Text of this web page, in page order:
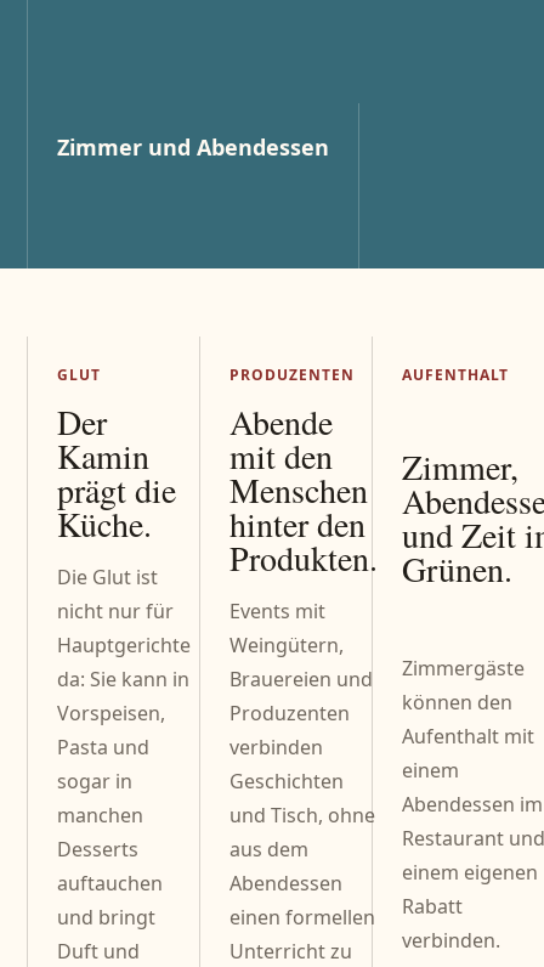
Zimmer und Abendessen
GLUT
Der
Kamin
prägt die
Küche.
Die Glut ist
nicht nur für
Hauptgerichte
da: Sie kann in
Vorspeisen,
Pasta und
sogar in
manchen
Desserts
auftauchen
und bringt
Duft und
PRODUZENTEN
Abende
mit den
Menschen
hinter den
Produkten.
Events mit
Weingütern,
Brauereien und
Produzenten
verbinden
Geschichten
und Tisch, ohne
aus dem
Abendessen
einen formellen
Unterricht zu
AUFENTHALT
Zimmer,
und Zeit
Grünen.
Zimmergäste
können den
Aufenthalt mit
einem
Abendessen im
Restaurant und
einem eigenen
Rabatt
verbinden.